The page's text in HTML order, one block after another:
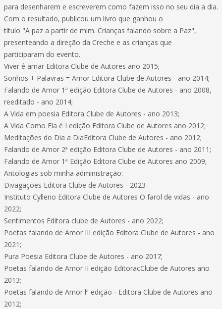
para desenharem e escreverem como fazem isso no seu dia a dia.
Com o resultado, publicou um livro que ganhou o
título "A paz a partir de mim. Crianças falando sobre a Paz",
presenteando a direção da Creche e as crianças que
participaram do evento.
Viver é amar Editora Clube de Autores ano 2015;
Sonhos + Palavras = Amor Editora Clube de Autores - ano 2014;
Falando de Amor 1ª edição Editora Clube de Autores - ano 2008,
reeditado - ano 2014;
A Vida em poesia Editora Clube de Autores - ano 2013;
A Vida Como Ela é I edição Editora Clube de Autores ano 2012;
Meditações do Dia a DiaEditora Clube de Autores - ano 2012;
Falando de Amor 2ª edição Editora Clube de Autores - ano 2011;
Falando de Amor 1ª Edição Editora Clube de Autores ano 2009;
Antologias sob minha administração:
Divagações Editora Clube de Autores - 2023
Instituto Cylleno Editora Clube de Autores O farol de vidas - ano
2022;
Sentimentos Editora clube de Autores - ano 2022;
Poetas falando de Amor III edição Editora Clube de Autores - ano
2021;
Pura Poesia Editora Clube de Autores - ano 2017;
Poetas falando de Amor II edição EditoracClube de Autores ano
2013;
Poetas falando de Amor lª edição - Editora Clube de Autores ano
2012;